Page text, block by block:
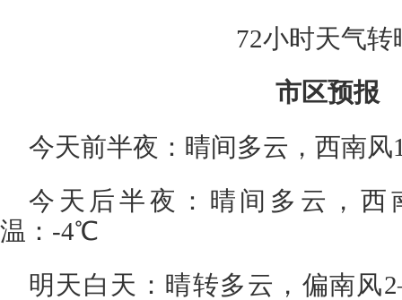
72小时天气转
市区预报
今天前半夜：晴间多云，西南
今天后半夜：晴间多云，
温：-4℃
明天白天：晴转多云，偏南